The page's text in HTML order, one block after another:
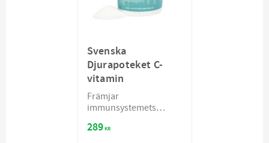
Svenska
Djurapoteket C-
vitamin
Främjar
immunsystemets
289KR